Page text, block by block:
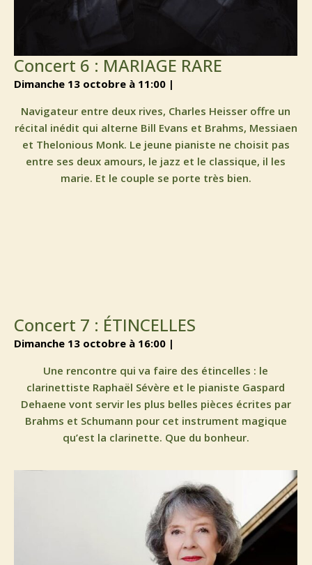
Concert 6 : MARIAGE RARE
dimanche 13 octobre à 11:00 |
Navigateur entre deux rives, Charles Heisser offre un
récital inédit qui alterne Bill Evans et Brahms, Messiaen
et Thelonious Monk. Le jeune pianiste ne choisit pas
entre ses deux amours, le jazz et le classique, il les
marie. Et le couple se porte très bien.
Concert 7 : ÉTINCELLES
dimanche 13 octobre à 16:00 |
Une rencontre qui va faire des étincelles : le
clarinettiste Raphaël Sévère et le pianiste Gaspard
Dehaene vont servir les plus belles pièces écrites par
Brahms et Schumann pour cet instrument magique
qu’est la clarinette. Que du bonheur.